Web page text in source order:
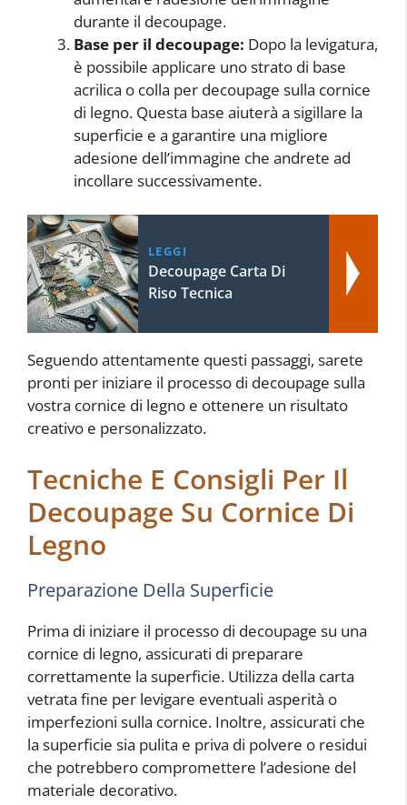
durante il decoupage.
Base per il decoupage: Dopo la levigatura,
è possibile applicare uno strato di base
acrilica o colla per decoupage sulla cornice
di legno. Questa base aiuterà a sigillare la
superficie e a garantire una migliore
adesione dell’immagine che andrete ad
incollare successivamente.
LEGGI
Decoupage Carta Di
Riso Tecnica
Seguendo attentamente questi passaggi, sarete
pronti per iniziare il processo di decoupage sulla
vostra cornice di legno e ottenere un risultato
creativo e personalizzato.
Tecniche E Consigli Per Il
Decoupage Su Cornice Di
Legno
Preparazione Della Superficie
Prima di iniziare il processo di decoupage su una
cornice di legno, assicurati di preparare
correttamente la superficie. Utilizza della carta
vetrata fine per levigare eventuali asperità o
imperfezioni sulla cornice. Inoltre, assicurati che
la superficie sia pulita e priva di polvere o residui
che potrebbero compromettere l’adesione del
materiale decorativo.